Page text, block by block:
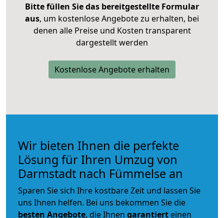
Bitte füllen Sie das bereitgestellte Formular
aus, um kostenlose Angebote zu erhalten, bei
denen alle Preise und Kosten transparent
dargestellt werden
Kostenlose Angebote erhalten
Wir bieten Ihnen die perfekte
Lösung für Ihren Umzug von
Darmstadt nach Fümmelse an
Sparen Sie sich Ihre kostbare Zeit und lassen Sie
uns Ihnen helfen. Bei uns bekommen Sie die
besten Angebote, die Ihnen garantiert einen